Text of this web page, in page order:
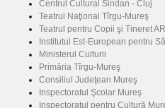
Centrul Cultural Sindan - Cluj
Teatrul Naţional Tîrgu-Mureş
Teatrul pentru Copii şi Tineret
Institutul Est-European pentru
Ministerul Culturii
Primăria Tîrgu-Mureş
Consiliul Judeţean Mureş
Inspectoratul Şcolar Mureş
Inspectoratul pentru Cultură